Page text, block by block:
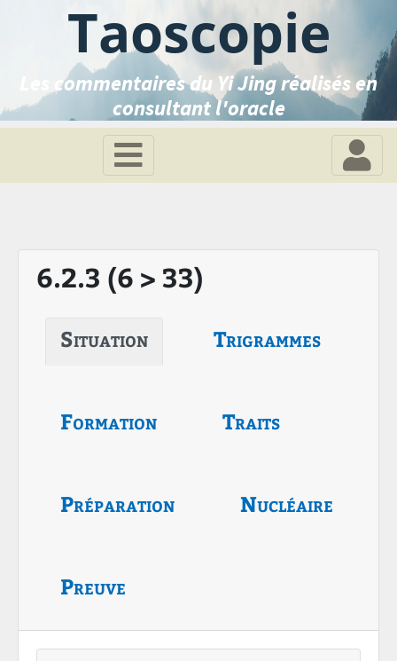
Taoscopie
Les commentaires du Yi Jing réalisés en
consultant l'oracle
6.2.3 (6 > 33)
Situation Trigrammes
Formation Traits
Préparation Nucléaire
Preuve